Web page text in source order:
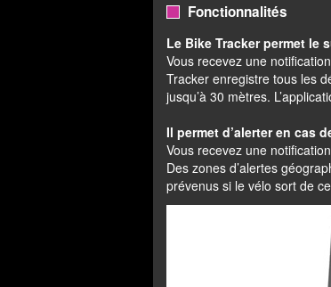
Fonctionnalités
Le Bike Tracker permet le
Vous recevez une
Tracker enregistre tous les
jusqu’à 30 mètres.
Il permet d’alerter en cas
Vous recevez une
Des zones d’alertes
prévenus si le vélo sort de